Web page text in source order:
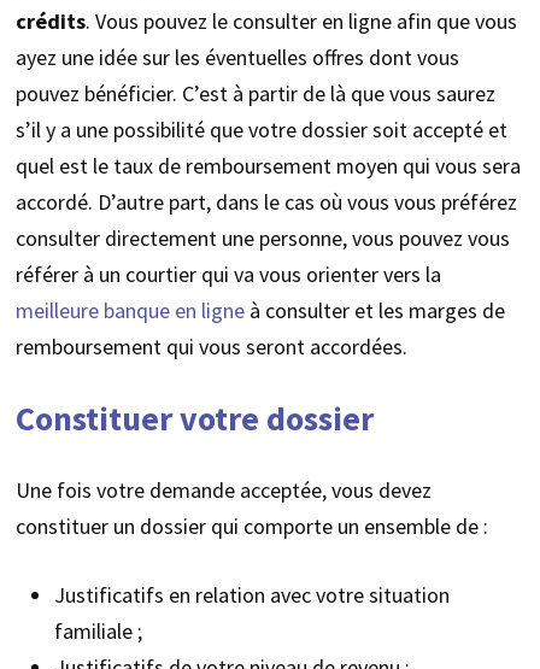
crédits. Vous pouvez le consulter en ligne afin que vous
ayez une idée sur les éventuelles offres dont vous
pouvez bénéficier. C’est à partir de là que vous saurez
s’il y a une possibilité que votre dossier soit accepté et
quel est le taux de remboursement moyen qui vous sera
accordé. D’autre part, dans le cas où vous vous préférez
consulter directement une personne, vous pouvez vous
référer à un courtier qui va vous orienter vers la
meilleure banque en ligneà consulter et les marges de
remboursement qui vous seront accordées.
Constituer votre dossier
Une fois votre demande acceptée, vous devez
constituer un dossier qui comporte un ensemble de :
Justificatifs en relation avec votre situation
familiale ;